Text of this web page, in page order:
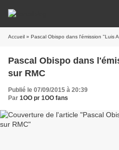
Accueil » Pascal Obispo dans l'émission "Luis
Pascal Obispo dans
sur RMC
Publié le 07/09/2015 à 20:39
Par 1OO pr 1OO fans